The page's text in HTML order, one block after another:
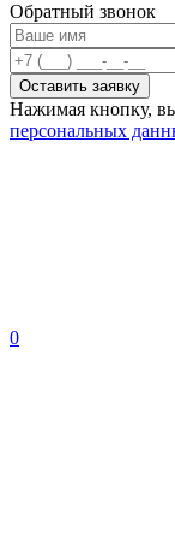
Обратный звонок
Нажимая кнопку, вы
персональных
0